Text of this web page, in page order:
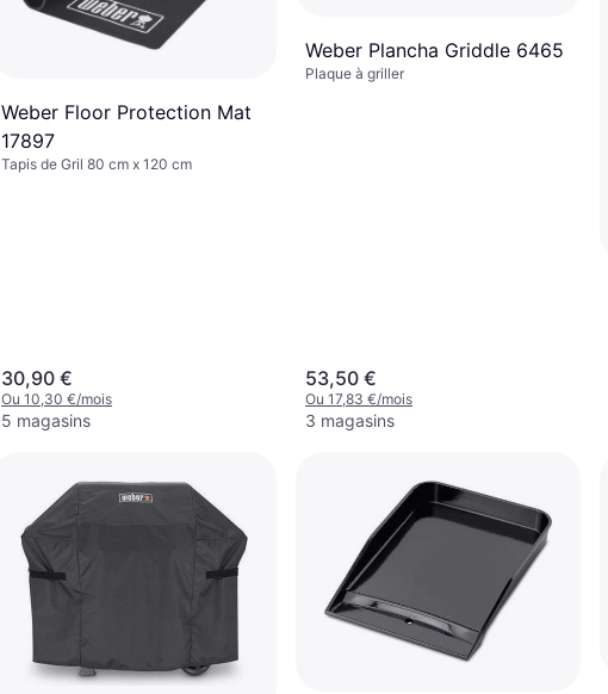
Weber Floor Protection Mat
17897
Tapis de Gril 80 cm x 120 cm
30,90 €
Ou 10,30 €/mois
5 magasins
Weber Plancha Griddle 6465
Plaque à griller
53,50 €
Ou 17,83 €/mois
3 magasins